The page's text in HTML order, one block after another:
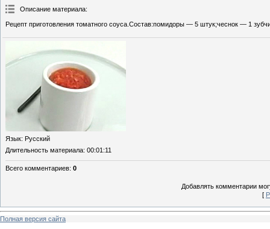
Описание материала:
Рецепт приготовления томатного соуса.Состав:помидоры — 5 штук;чеснок — 1
Язык: Русский
Длительность материала: 00:01:11
Всего комментариев: 0
Добавлять комментарии
[
Полная версия сайта